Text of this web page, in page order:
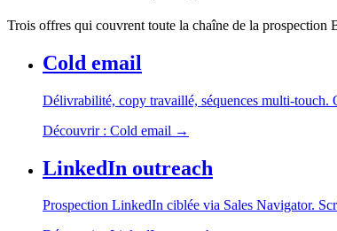
Trois offres qui couvrent toute la chaîne de la
Cold email
Délivrabilité, copy travaillé, séquences multi-
Découvrir : Cold email →
LinkedIn outreach
Prospection LinkedIn ciblée via Sales Navigator.